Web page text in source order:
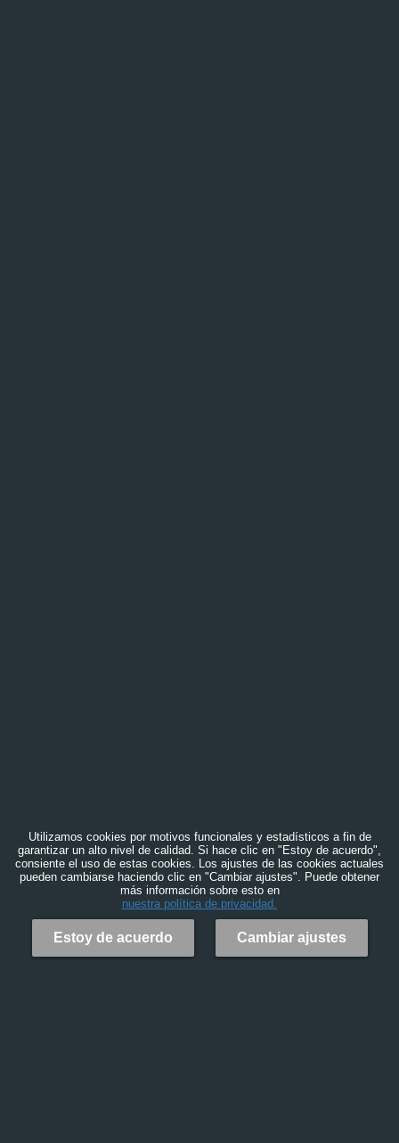
Utilizamos cookies por motivos funcionales y estadísticos a fin de
garantizar un alto nivel de calidad. Si hace clic en "Estoy de acuerdo",
consiente el uso de estas cookies. Los ajustes de las cookies actuales
pueden cambiarse haciendo clic en "Cambiar ajustes". Puede obtener
más información sobre esto en
nuestra política de privacidad.
Estoy de acuerdo Cambiar ajustes